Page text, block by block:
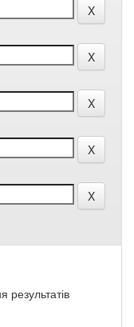
результатів